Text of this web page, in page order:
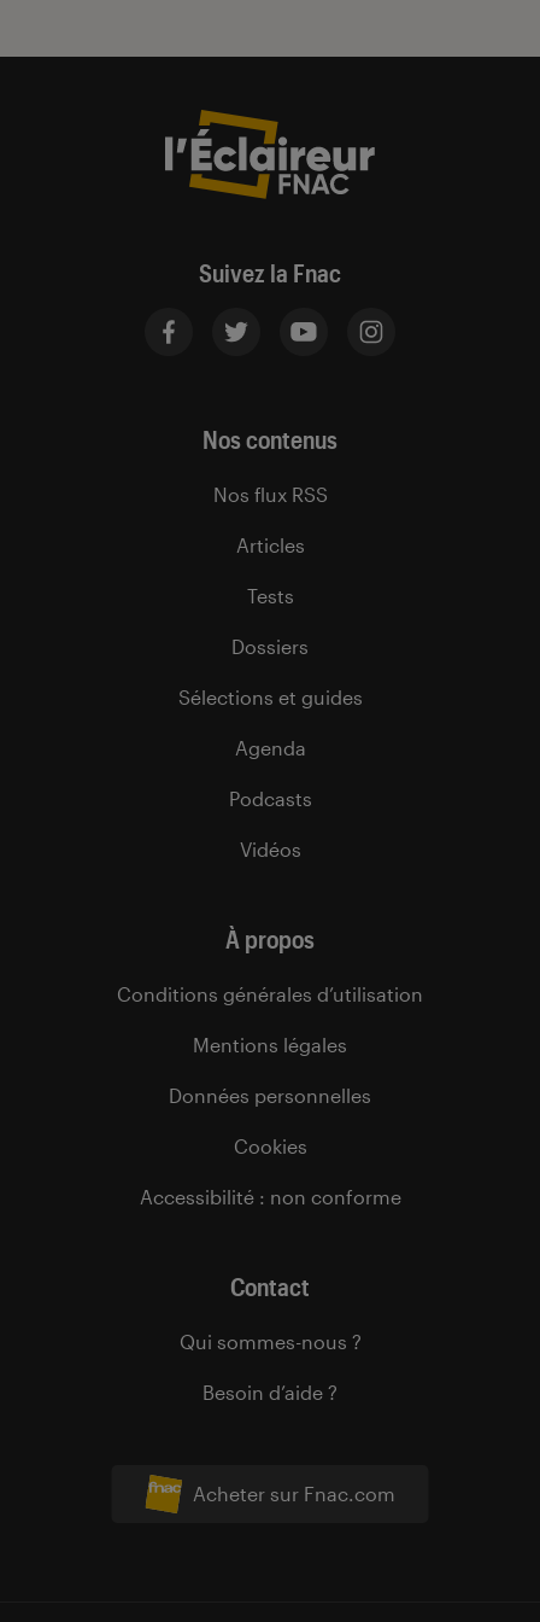
Suivez la Fnac
Acheter sur Fnac.com
Nos contenus
Nos flux RSS
Articles
Tests
Dossiers
Sélections et guides
Agenda
Podcasts
Vidéos
À propos
Conditions générales d’utilisation
Mentions légales
Données personnelles
Cookies
Accessibilité : non conforme
Contact
Qui sommes-nous ?
Besoin d’aide ?